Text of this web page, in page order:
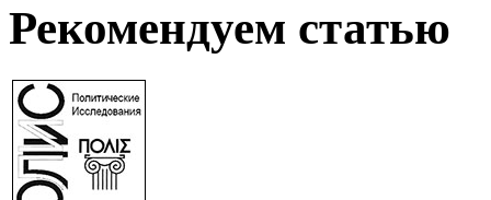
Рекомендуем статью